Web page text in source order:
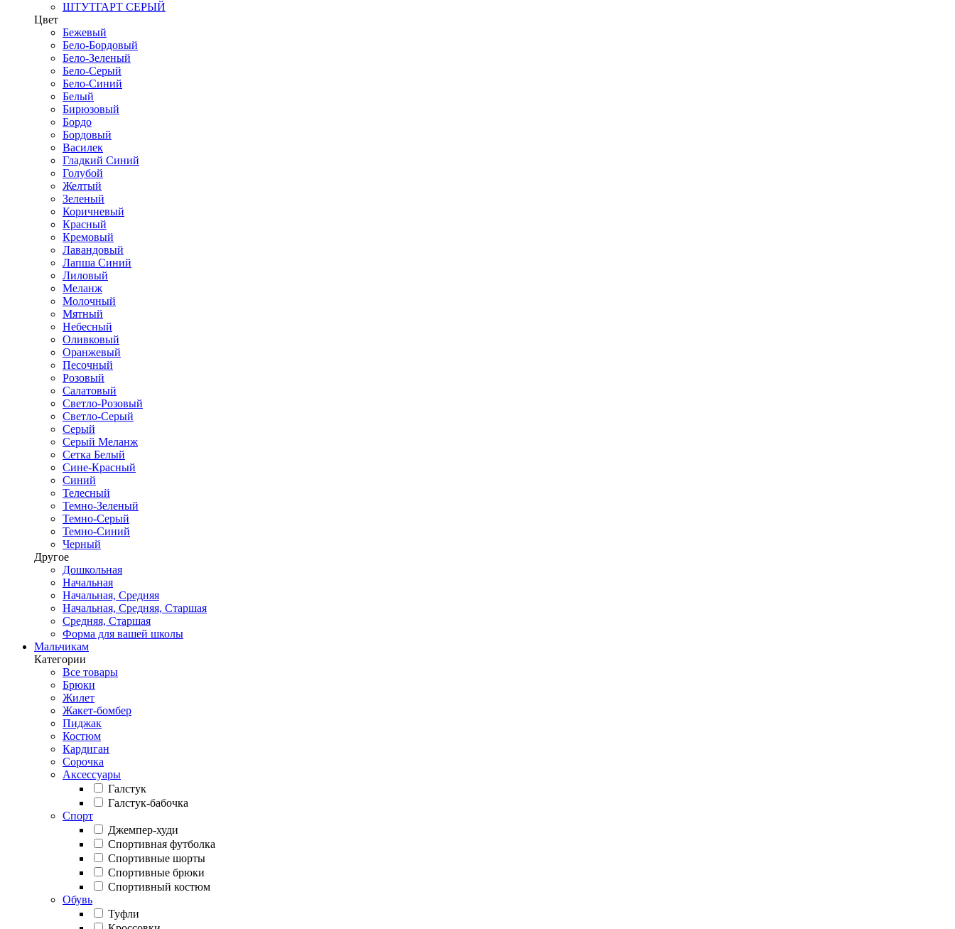
ШТУТГАРТ СЕРЫЙ
Цвет
Бежевый
Бело-Бордовый
Бело-Зеленый
Бело-Серый
Бело-Синий
Белый
Бирюзовый
Бордо
Бордовый
Василек
Гладкий Синий
Голубой
Желтый
Зеленый
Коричневый
Красный
Кремовый
Лавандовый
Лапша Синий
Лиловый
Меланж
Молочный
Мятный
Небесный
Оливковый
Оранжевый
Песочный
Розовый
Салатовый
Светло-Розовый
Светло-Серый
Серый
Серый Меланж
Сетка Белый
Сине-Красный
Синий
Телесный
Темно-Зеленый
Темно-Серый
Темно-Синий
Черный
Другое
Дошкольная
Начальная
Начальная, Средняя
Начальная, Средняя, Старшая
Средняя, Старшая
Форма для вашей школы
Мальчикам
Категории
Все товары
Брюки
Жилет
Жакет-бомбер
Пиджак
Костюм
Кардиган
Сорочка
Аксессуары
Галстук
Галстук-бабочка
Спорт
Джемпер-худи
Спортивная футболка
Спортивные шорты
Спортивные брюки
Спортивный костюм
Обувь
Туфли